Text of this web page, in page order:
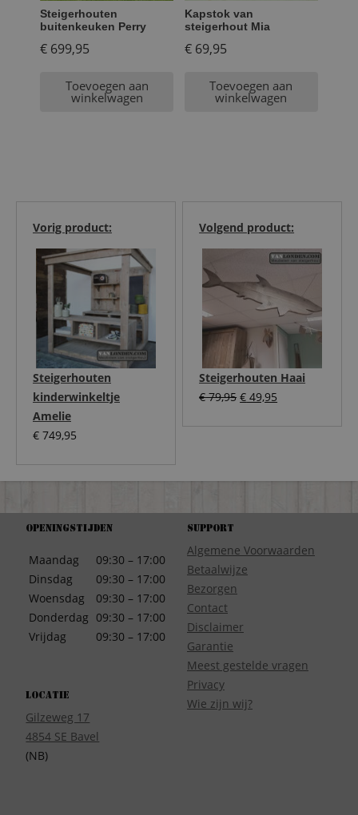
Steigerhouten
buitenkeuken Perry
€ 699,95
Toevoegen aan
winkelwagen
Kapstok van
steigerhout Mia
€69,95
Toevoegen aan
winkelwagen
Volgend product:
Steigerhouten Haai
€79,95 Oorspronkelijke
€ 49,95
Vorig product:
Steigerhouten
kinderwinkeltje
Amelie
€ 749,95
Openingstijden
Maandag
Dinsdag
Woensdag
Donderdag
Vrijdag
09:30 – 17:00
09:30 – 17:00
09:30 – 17:00
09:30 – 17:00
09:30 – 17:00
Locatie
Gilzeweg 17
4854 SE Bavel
(NB)
Support
Algemene Voorwaarden
Betaalwijze
Bezorgen
Contact
Disclaimer
Garantie
Meest gestelde vragen
Privacy
Wie zijn wij?